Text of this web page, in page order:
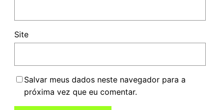
Site
Salvar meus dados neste navegador para a
próxima vez que eu comentar.